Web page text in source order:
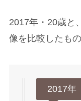
2017年・20歳と
像を比較したも
2017